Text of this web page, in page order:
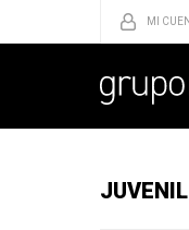
JUVENIL